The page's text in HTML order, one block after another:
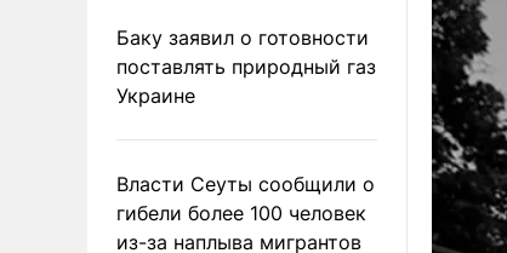
Баку заявил о готовности
поставлять природный газ
Украине
Власти Сеуты сообщили о
гибели более 100 человек
из-за наплыва мигрантов